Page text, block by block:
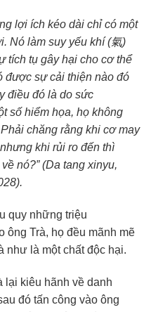
lợi ích kéo dài chỉ có một
Nó làm suy yếu khí (氣)
tích tụ gây hại cho cơ thể
được sựcải thiện nào đó
điều đó là do sức
số hiểm họa, họ không
Phải chăng rằng khi cơ may
khi rủi ro đến thì
về nó?” (Da tang xinyu,
quy những triệu
ông Trà, họ đều mãnh mẽ
như là một chấtđộc hại.
lại kiêu hãnh về danh
đó tấn công vào ông